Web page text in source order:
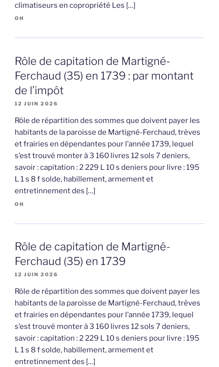
climatiseurs en copropriété Les […]
OH
Rôle de capitation de Martigné-
Ferchaud (35) en 1739 : par montant
de l’impôt
12 JUIN 2026
Rôle de répartition des sommes que doivent payer les
habitants de la paroisse de Martigné-Ferchaud, trèves
et frairies en dépendantes pour l’année 1739, lequel
s’est trouvé monter à 3 160 livres 12 sols 7 deniers,
savoir : capitation : 2 229 L 10 s deniers pour livre : 195
L 1 s 8 f solde, habillement, armement et
entretinnement des […]
OH
Rôle de capitation de Martigné-
Ferchaud (35) en 1739
12 JUIN 2026
Rôle de répartition des sommes que doivent payer les
habitants de la paroisse de Martigné-Ferchaud, trèves
et frairies en dépendantes pour l’année 1739, lequel
s’est trouvé monter à 3 160 livres 12 sols 7 deniers,
savoir : capitation : 2 229 L 10 s deniers pour livre : 195
L 1 s 8 f solde, habillement, armement et
entretinnement des […]